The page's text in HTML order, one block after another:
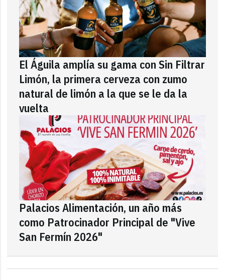
El Águila amplía su gama con Sin Filtrar
Limón, la primera cerveza con zumo
natural de limón a la que se le da la
vuelta
Palacios Alimentación, un año más
como Patrocinador Principal de "Vive
San Fermín 2026"